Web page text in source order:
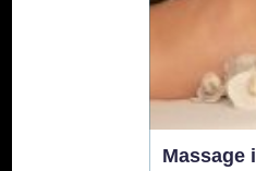
o...
Massage i